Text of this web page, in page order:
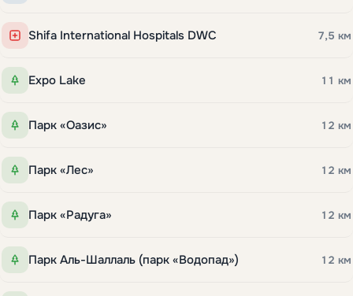
Shifa International Hospitals DWC 7,5 км
Expo Lake 11 км
Парк «Оазис» 12 км
Парк «Лес» 12 км
Парк «Радуга» 12 км
Парк Аль-Шаллаль (парк «Водопад») 12 км